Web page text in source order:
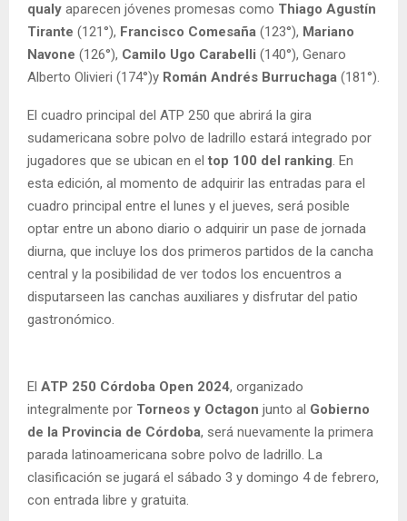
qualy aparecen jóvenes promesas como Thiago Agustín
Tirante (121°), Francisco Comesaña (123°), Mariano
Navone (126°), Camilo Ugo Carabelli (140°), Genaro
Alberto Olivieri (174°)y Román Andrés Burruchaga (181°).
El cuadro principal del ATP 250 que abrirá la gira
sudamericana sobre polvo de ladrillo estará integrado por
jugadores que se ubican en el top 100 del ranking. En
esta edición, al momento de adquirir las entradas para el
cuadro principal entre el lunes y el jueves, será posible
optar entre un abono diario o adquirir un pase de jornada
diurna, que incluye los dos primeros partidos de la cancha
central y la posibilidad de ver todos los encuentros a
disputarseen las canchas auxiliares y disfrutar del patio
gastronómico.
El ATP 250 Córdoba Open 2024, organizado
integralmente por Torneos y Octagon junto al Gobierno
de la Provincia de Córdoba, será nuevamente la primera
parada latinoamericana sobre polvo de ladrillo. La
clasificación se jugará el sábado 3 y domingo 4 de febrero,
con entrada libre y gratuita.